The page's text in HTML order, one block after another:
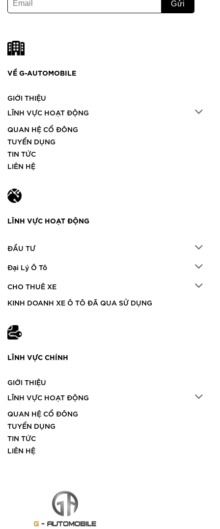
VỀ G-AUTOMOBILE
GIỚI THIỆU
LĨNH VỰC HOẠT ĐỘNG
QUAN HỆ CỔ ĐÔNG
TUYỂN DỤNG
TIN TỨC
LIÊN HỆ
LĨNH VỰC HOẠT ĐỘNG
ĐẦU TƯ
Đại Lý Ô Tô
CHO THUÊ XE
KINH DOANH XE Ô TÔ ĐÃ QUA SỬ DỤNG
LĨNH VỰC CHÍNH
GIỚI THIỆU
LĨNH VỰC HOẠT ĐỘNG
QUAN HỆ CỔ ĐÔNG
TUYỂN DỤNG
TIN TỨC
LIÊN HỆ